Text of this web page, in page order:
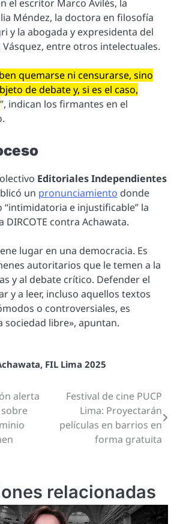
el escritor Marco Avilés, la
Méndez, la doctora en filosofía
y la abogada y expresidenta del
entre otros intelectuales.
quemarse ni censurarse, sino
de debate y, si es el caso,
”, indican los firmantes en el
Editoriales Independientes
un pronunciamiento donde
“intimidatoria e injustificable” la
DIRCOTE contra Achawata.
lugar en una democracia. Es
autoritarios que le temen a la
y al debate crítico. Defender el
y a leer, incluso aquellos textos
o controversiales, es
sociedad libre», apuntan.
, FIL Lima 2025
alerta
Festival de cine PUCP
Lima: Proyectarán
películas en barrios en
forma gratuita
relacionadas